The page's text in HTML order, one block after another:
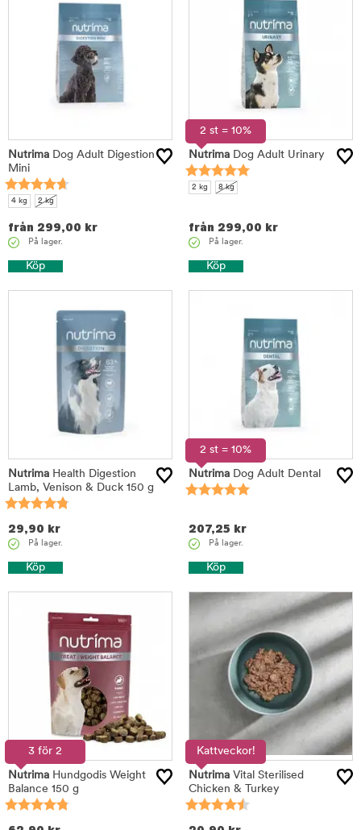
Nutrima Dog Adult Digestion
Mini
4 kg 2 kg
från 299,00 kr
På lager.
Köp
2 st = 10%
Nutrima Dog Adult Urinary
2 kg 8 kg
från 299,00 kr
På lager.
Köp
Nutrima Health Digestion
Lamb, Venison & Duck 150 g
29,90 kr
På lager.
Köp
2 st = 10%
Nutrima Dog Adult Dental
207,25 kr
På lager.
Köp
3 för 2
Nutrima Hundgodis Weight
Balance 150 g
Kattveckor!
Nutrima Vital Sterilised
Chicken & Turkey